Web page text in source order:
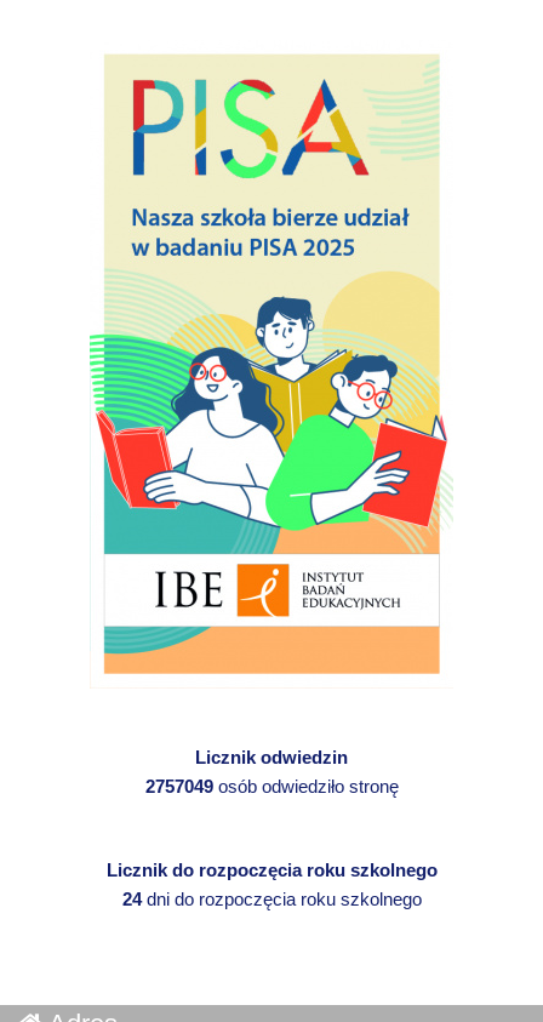
Licznik odwiedzin
2757049osób odwiedziło stronę
Licznik do rozpoczęcia roku szkolnego
24dni do rozpoczęcia roku szkolnego